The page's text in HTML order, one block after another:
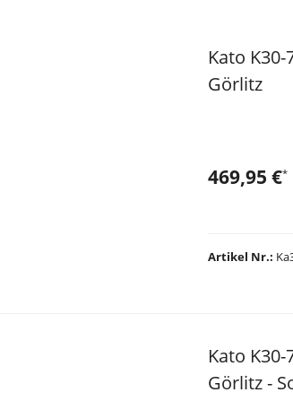
Kato
Görlitz
Artikel Nr.
469,95 €*
Kato
Görlitz -